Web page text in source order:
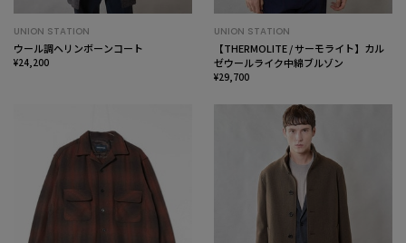
UNION STATION
ウール調ヘリンボーンコート
¥24,200
UNION STATION
【THERMOLITE / サーモライト】カル
ゼウールライク中綿ブルゾン
¥29,700